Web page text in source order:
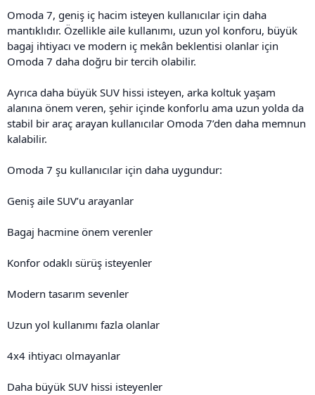
Omoda 7, geniş iç hacim isteyen kullanıcılar için daha
mantıklıdır. Özellikle aile kullanımı, uzun yol konforu, büyük
bagaj ihtiyacı ve modern iç mekân beklentisi olanlar için
Omoda 7 daha doğru bir tercih olabilir.
Ayrıca daha büyük SUV hissi isteyen, arka koltuk yaşam
alanına önem veren, şehir içinde konforlu ama uzun yolda da
stabil bir araç arayan kullanıcılar Omoda 7’den daha memnun
kalabilir.
Omoda 7 şu kullanıcılar için daha uygundur:
Geniş aile SUV’u arayanlar
Bagaj hacmine önem verenler
Konfor odaklı sürüş isteyenler
Modern tasarım sevenler
Uzun yol kullanımı fazla olanlar
4x4 ihtiyacı olmayanlar
Daha büyük SUV hissi isteyenler